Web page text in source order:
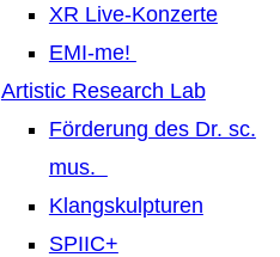
XR Live-Konzerte
EMI-me!
Artistic Research Lab
Förderung des Dr. sc.
mus.
Klangskulpturen
SPIIC+